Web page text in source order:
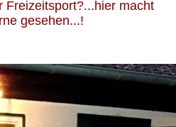
Freizeitsport?...hier macht
gesehen...!